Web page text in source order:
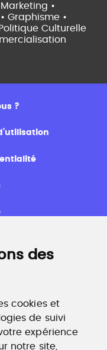
des
cookies et
de suivi
expérience
notre site,
•
Graphisme •
Culturelle
?
784.000 visites et